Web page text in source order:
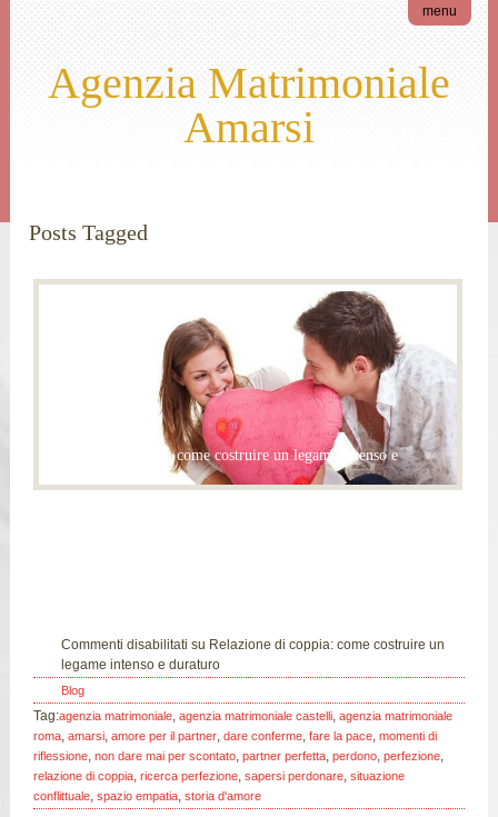
menu
Agenzia Matrimoniale
Amarsi
Posts Tagged
Relazione di coppia: come costruire un legame intenso e
Commenti disabilitati su Relazione di coppia: come costruire un
legame intenso e duraturo
Blog
Tag:agenzia matrimoniale ,agenzia matrimoniale castelli ,agenzia matrimoniale
roma ,amarsi ,amore per il partner ,dare conferme ,fare la pace ,momenti di
riflessione ,non dare mai per scontato ,partner perfetta ,perdono ,perfezione
relazione di coppia ,ricerca perfezione ,sapersi perdonare ,situazione
conflittuale ,spazio empatia ,storia d'amore